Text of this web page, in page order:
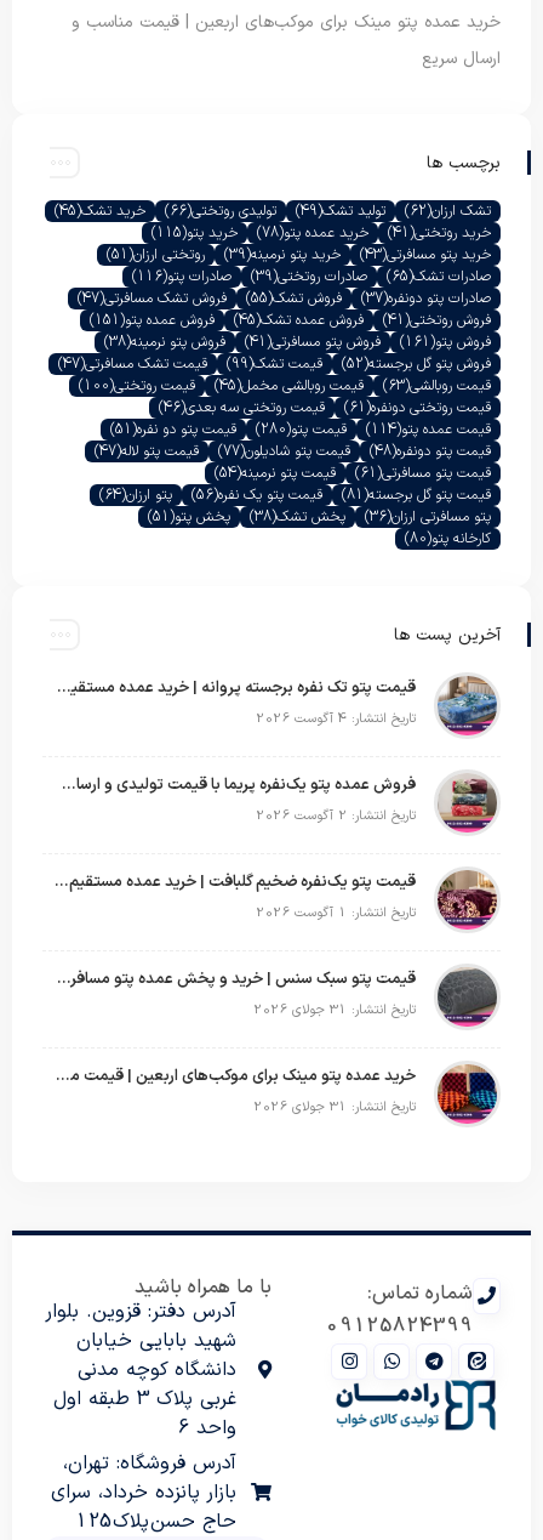
خرید عمده پتو مینک برای موکب‌های اربعین | قیمت مناسب و
ارسال سریع
برچسب ها
تشک ارزان(62) تولید تشک(49) تولیدی روتختی(66) خرید تشک(45)
خرید روتختی(41) خرید عمده پتو(78) خرید پتو(115)
خرید پتو مسافرتی(43) خرید پتو نرمینه(39) روتختی ارزان(51)
صادرات تشک(65) صادرات روتختی(39) صادرات پتو(116)
صادرات پتو دونفره(37) فروش تشک(55) فروش تشک مسافرتی(47)
فروش روتختی(41) فروش عمده تشک(45) فروش عمده پتو(151)
فروش پتو(161) فروش پتو مسافرتی(41) فروش پتو نرمینه(38)
فروش پتو گل برجسته(52) قیمت تشک(99) قیمت تشک مسافرتی(47)
قیمت روبالشی(63) قیمت روبالشی مخمل(45) قیمت روتختی(100)
قیمت روتختی دونفره(61) قیمت روتختی سه بعدی(46)
قیمت عمده پتو(114) قیمت پتو(280) قیمت پتو دو نفره(51)
قیمت پتو دونفره(48) قیمت پتو شادیلون(77) قیمت پتو لاله(47)
قیمت پتو مسافرتی(61) قیمت پتو نرمینه(54)
قیمت پتو گل برجسته(81) قیمت پتو یک نفره(56) پتو ارزان(64)
پتو مسافرتی ارزان(36) پخش تشک(38) پخش پتو(51)
کارخانه پتو(80)
آخرین پست ها
قیمت پتو تک نفره برجسته پروانه | خرید عمده مستقیم با بهترین قیمت بازار
تاریخ انتشار: 4 آگوست 2026
فروش عمده پتو یک‌نفره پریما با قیمت تولیدی و ارسال به سراسر کشور
تاریخ انتشار: 2 آگوست 2026
قیمت پتو یک‌نفره ضخیم گلبافت | خرید عمده مستقیم با بهترین قیمت
تاریخ انتشار: 1 آگوست 2026
قیمت پتو سبک سنس | خرید و پخش عمده پتو مسافرتی Sense
تاریخ انتشار: 31 جولای 2026
خرید عمده پتو مینک برای موکب‌های اربعین | قیمت مناسب و ارسال سریع
تاریخ انتشار: 31 جولای 2026
شماره تماس:
09125824399
با ما همراه باشید
آدرس دفتر: قزوین. بلوار
شهید بابایی خیابان
دانشگاه کوچه مدنی
غربی پلاک 3 طبقه اول
واحد 6
آدرس فروشگاه: تهران،
بازار پانزده خرداد، سرای
حاج حسن پلاک 125